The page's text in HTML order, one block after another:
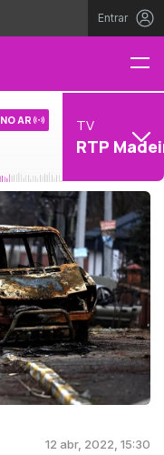
Entrar
NO AR TV
RTP
12 abr, 2022, 15:30